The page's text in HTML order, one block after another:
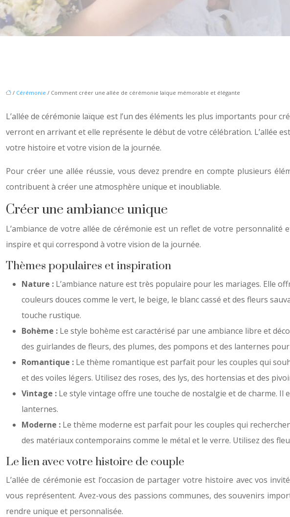
/ Cérémonie / Comment créer une allée de cérémonie laïque mémorable et élégante
L’allée de cérémonie laïque est l’un des éléments les plus importants pour
verront en arrivant et elle représente le début de votre célébration. L’allée
votre histoire et votre vision de la journée.
Pour créer une allée réussie, vous devez prendre en compte plusieurs
contribuent à créer une atmosphère unique et inoubliable.
Créer une ambiance unique
L’ambiance de votre allée de cérémonie est un reflet de votre
inspire et qui correspond à votre vision de la journée.
Thèmes populaires et inspiration
Nature : L’ambiance nature est très populaire pour les mariages. Elle
couleurs douces comme le vert, le beige, le blanc cassé et des fleurs
touche rustique.
Bohème : Le style bohème est caractérisé par une ambiance libre et
des guirlandes de fleurs, des plumes, des pompons et des lanternes
Romantique : Le thème romantique est parfait pour les couples qui
et des voiles légers. Utilisez des roses, des lys, des hortensias et des
Vintage : Le style vintage offre une touche de nostalgie et de charme. Il
lanternes.
Moderne : Le thème moderne est parfait pour les couples qui
des matériaux contemporains comme le métal et le verre. Utilisez des
Le lien avec votre histoire de couple
L’allée de cérémonie est l’occasion de partager votre histoire avec vos
vous représentent. Avez-vous des passions communes, des souvenirs
rendre unique et personnalisée.